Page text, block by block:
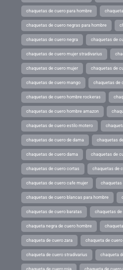
chaquetas de cuero para hombre
chaquetas de cuero negras para hombre
chaquetas de cuero negra chaquetas de
chaquetas de cuero mujer stradivarius
chaquetas de cuero mujer chaquetas de
chaquetas de cuero mango chaquetas de
chaquetas de cuero hombre rockeras
chaquetas de cuero hombre amazon
chaquetas de cuero estilo motero
chaquetas de cuero de dama chaquetas
chaquetas de cuero dama chaquetas de
chaquetas de cuero cortas chaquetas de
chaquetas de cuero cafe mujer chaquetas
chaquetas de cuero blancas para hombre
chaquetas de cuero baratas chaquetas de
chaqueta negra de cuero hombre
chaqueta de cuero zara chaqueta de
chaqueta de cuero stradivarius chaqueta